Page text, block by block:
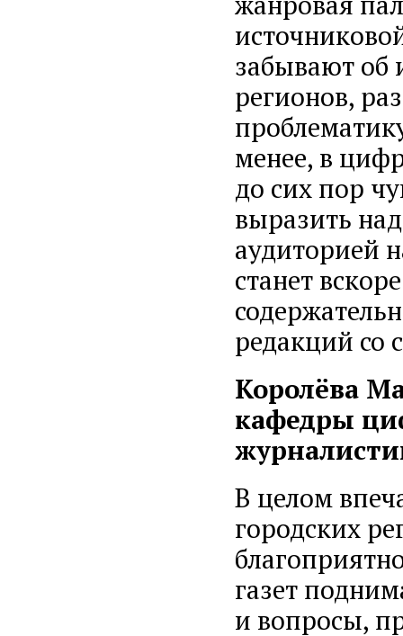
забывают об
регионов,
менее, в
до сих пор
выразить
аудиторией
станет
редакций со
Королёва
кафедры
В целом
городских
газет
и вопросы,